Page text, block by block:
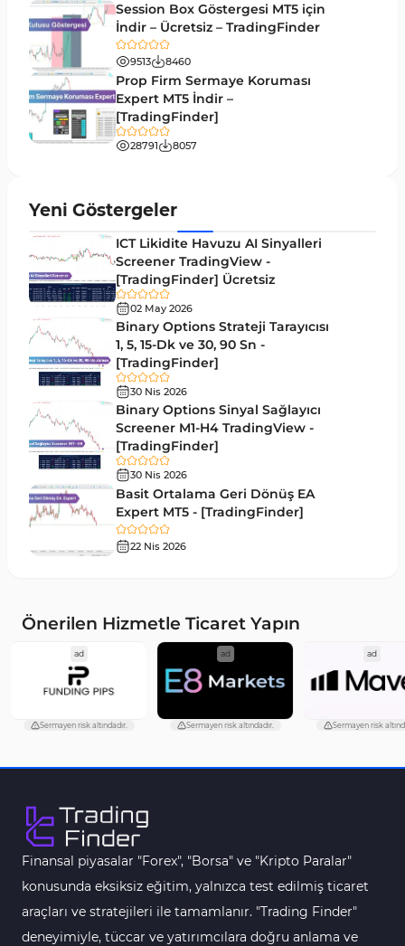
Session Box Göstergesi MT5 için
İndir – Ücretsiz – TradingFinder
9513 8460
Prop Firm Sermaye Koruması
Expert MT5 İndir –
[TradingFinder]
28791 8057
Yeni Göstergeler
ICT Likidite Havuzu AI Sinyalleri
Screener TradingView -
[TradingFinder] Ücretsiz
02 May 2026
Binary Options Strateji Tarayıcısı
1, 5, 15-Dk ve 30, 90 Sn -
[TradingFinder]
30 Nis 2026
Binary Options Sinyal Sağlayıcı
Screener M1-H4 TradingView -
[TradingFinder]
30 Nis 2026
Basit Ortalama Geri Dönüş EA
Expert MT5 - [TradingFinder]
22 Nis 2026
Önerilen Hizmetle Ticaret Yapın
ad
Sermayen risk altındadır.
ad
Sermayen risk altındadır.
ad
Sermayen risk
Finansal piyasalar "Forex", "Borsa" ve "Kripto Paralar"
konusunda eksiksiz eğitim, yalnızca test edilmiş ticaret
araçları ve stratejileri ile tamamlanır. "Trading Finder"
deneyimiyle, tüccar ve yatırımcılara doğru anlama ve